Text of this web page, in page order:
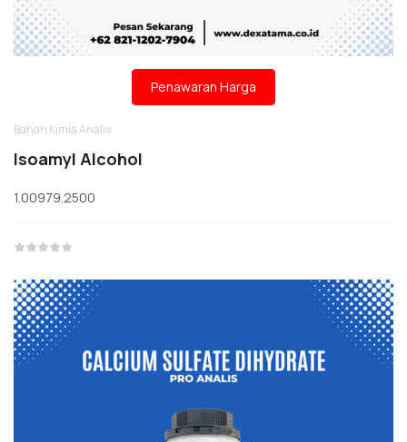
Penawaran Harga
Bahan Kimia Analis
Isoamyl Alcohol
1.00979.2500